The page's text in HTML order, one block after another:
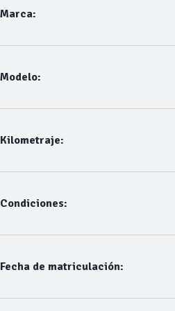
Marca:
Modelo:
Kilometraje:
Condiciones:
Fecha de matriculación: